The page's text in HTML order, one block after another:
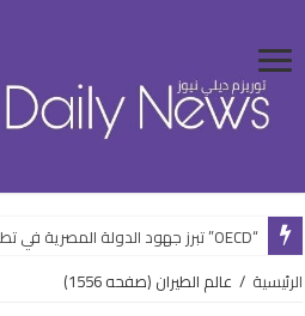
“OECD” تبرز جهود الدولة المصرية في تطوير القطاع السياحي وتحويله رقمياً
“الشباب” تفتتح فعاليات الأنشطة
الرئيسية / عالم الطيران (صفحه 1556)